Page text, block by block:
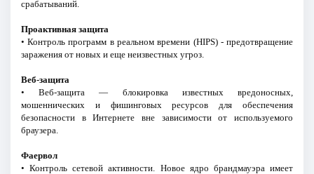
срабатываний.
Проактивная защита
• Контроль программ в реальном времени (HIPS) - предотвращение
заражения от новых и еще неизвестных угроз.
Веб-защита
• Веб-защита — блокировка известных вредоносных,
мошеннических и фишинговых ресурсов для обеспечения
безопасности в Интернете вне зависимости от используемого
браузера.
Фаервол
• Контроль сетевой активности. Новое ядро брандмауэра имеет